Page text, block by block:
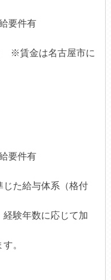
要件有
※賃金は名古屋市に
要件有
た給与体系（格付
験年数に応じて加
。